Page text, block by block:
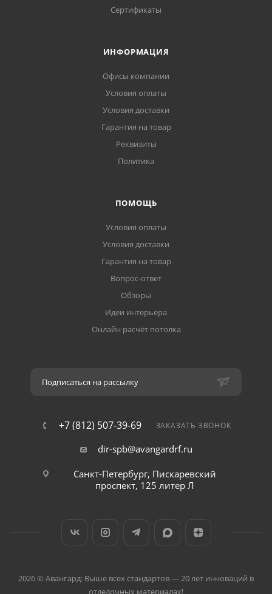
Сертификаты
ИНФОРМАЦИЯ
Офисы компании
Условия оплаты
Условия доставки
Гарантия на товар
Реквизиты
Политика
ПОМОЩЬ
Условия оплаты
Условия доставки
Гарантия на товар
Вопрос-ответ
Обзоры
Идеи интерьера
Онлайн расчёт потолка
Подписаться на рассылку
+7 (812) 507-39-69 ЗАКАЗАТЬ ЗВОНОК
dir-spb@avangardrf.ru
Санкт-Петербург, Пискаревский
проспект, 125 литер Л
2026 © Авангард: Выше всех стандартов — 20 лет инноваций в
отделочных материалах!